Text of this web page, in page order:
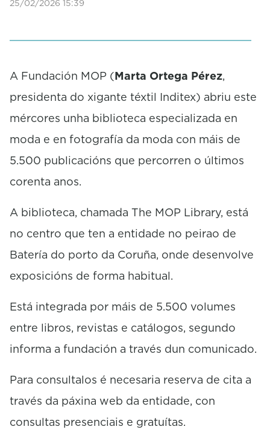
o
s
o
d
25/02/2026 15:39
A Fundación MOP (Marta Ortega Pérez,
presidenta do xigante téxtil Inditex) abriu este
mércores unha biblioteca especializada en
moda e en fotografía da moda con máis de
5.500 publicacións que percorren o últimos
corenta anos.
A biblioteca, chamada The MOP Library, está
no centro que ten a entidade no peirao de
Batería do porto da Coruña, onde desenvolve
exposicións de forma habitual.
Está integrada por máis de 5.500 volumes
entre libros, revistas e catálogos, segundo
informa a fundación a través dun comunicado.
Para consultalos é necesaria reserva de cita a
través da páxina web da entidade, con
consultas presenciais e gratuítas.